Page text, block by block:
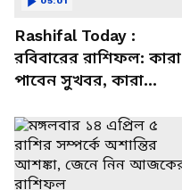
Rashifal Today :
রবিবারের রাশিফল: কারা
পাবেন সুখবর, কারা
বিশদে